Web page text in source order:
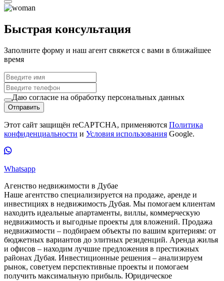
Быстрая консультация
Заполните форму и наш агент свяжется с вами в ближайшее
время
Даю согласие на обработку персональных данных
Отправить
Этот сайт защищён reCAPTCHA, применяются Политика
конфиденциальности и Условия использования Google.
Whatsapp
Агенство недвижимости в Дубае
Наше агентство специализируется на продаже, аренде и
инвестициях в недвижимость Дубая. Мы помогаем клиентам
находить идеальные апартаменты, виллы, коммерческую
недвижимость и выгодные проекты для вложений. Продажа
недвижимости – подбираем объекты по вашим критериям: от
бюджетных вариантов до элитных резиденций. Аренда жилья
и офисов – находим лучшие предложения в престижных
районах Дубая. Инвестиционные решения – анализируем
рынок, советуем перспективные проекты и помогаем
получить максимальную прибыль. Юридическое